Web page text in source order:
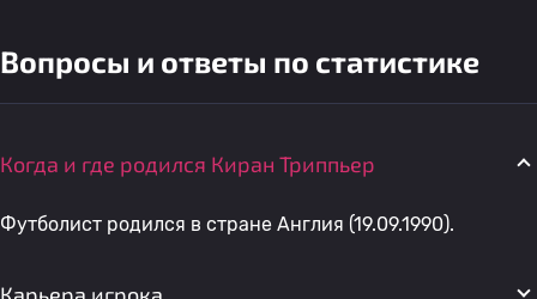
Вопросы и ответы по статистике
Когда и где родился Киран Триппьер
Футболист родился в стране Англия (19.09.1990).